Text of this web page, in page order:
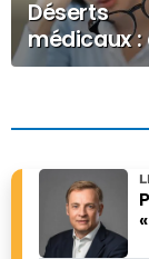
Déserts
médicaux :
de